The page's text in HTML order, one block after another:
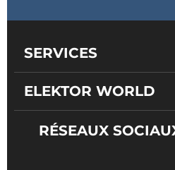
SERVICES
ELEKTOR WORLD
RÉSEAUX